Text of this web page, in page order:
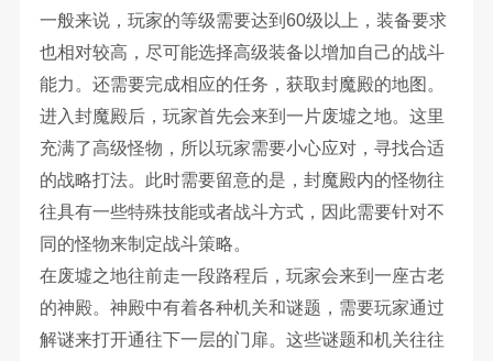
一般来说，玩家的等级需要达到60级以上，装备要求
也相对较高，尽可能选择高级装备以增加自己的战斗
能力。还需要完成相应的任务，获取封魔殿的地图。
进入封魔殿后，玩家首先会来到一片废墟之地。这里
充满了高级怪物，所以玩家需要小心应对，寻找合适
的战略打法。此时需要留意的是，封魔殿内的怪物往
往具有一些特殊技能或者战斗方式，因此需要针对不
同的怪物来制定战斗策略。
在废墟之地往前走一段路程后，玩家会来到一座古老
的神殿。神殿中有着各种机关和谜题，需要玩家通过
解谜来打开通往下一层的门扉。这些谜题和机关往往